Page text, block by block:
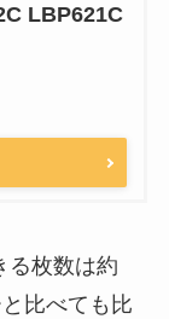
LBP621C
る枚数は約
比べても比